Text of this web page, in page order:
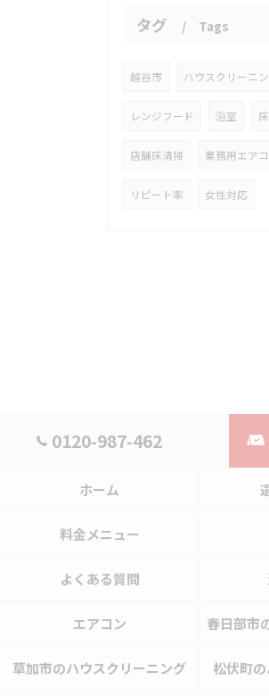
タグ Tags
越谷市 ハウスクリーニ
レンジフード 浴室 床
店舗床清掃 業務用エア
リピート率 女性対応
0120-987-462
ホーム
料金メニュー
よくある質問
エアコン 春日部市
草加市のハウスクリーニング 松伏町